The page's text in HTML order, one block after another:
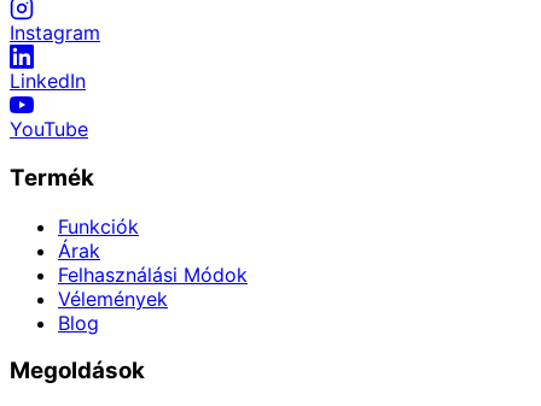
Instagram
LinkedIn
YouTube
Termék
Funkciók
Árak
Felhasználási Módok
Vélemények
Blog
Megoldások